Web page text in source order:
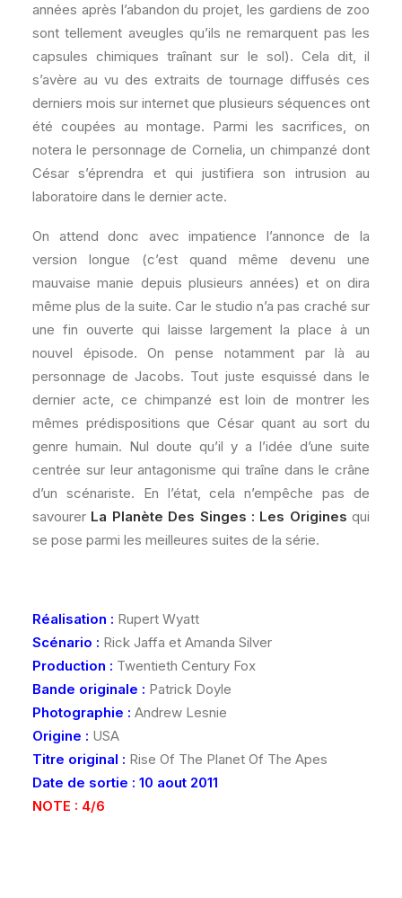
années après l’abandon du projet, les gardiens de zoo
sont tellement aveugles qu’ils ne remarquent pas les
capsules chimiques traînant sur le sol). Cela dit, il
s’avère au vu des extraits de tournage diffusés ces
derniers mois sur internet que plusieurs séquences ont
été coupées au montage. Parmi les sacrifices, on
notera le personnage de Cornelia, un chimpanzé dont
César s’éprendra et qui justifiera son intrusion au
laboratoire dans le dernier acte.
On attend donc avec impatience l’annonce de la
version longue (c’est quand même devenu une
mauvaise manie depuis plusieurs années) et on dira
même plus de la suite. Car le studio n’a pas craché sur
une fin ouverte qui laisse largement la place à un
nouvel épisode. On pense notamment par là au
personnage de Jacobs. Tout juste esquissé dans le
dernier acte, ce chimpanzé est loin de montrer les
mêmes prédispositions que César quant au sort du
genre humain. Nul doute qu’il y a l’idée d’une suite
centrée sur leur antagonisme qui traîne dans le crâne
d’un scénariste. En l’état, cela n’empêche pas de
savourer La Planète Des Singes : Les Origines qui
se pose parmi les meilleures suites de la série.
Réalisation : Rupert Wyatt
Scénario : Rick Jaffa et Amanda Silver
Production : Twentieth Century Fox
Bande originale : Patrick Doyle
Photographie : Andrew Lesnie
Origine : USA
Titre original : Rise Of The Planet Of The Apes
Date de sortie : 10 aout 2011
NOTE : 4/6